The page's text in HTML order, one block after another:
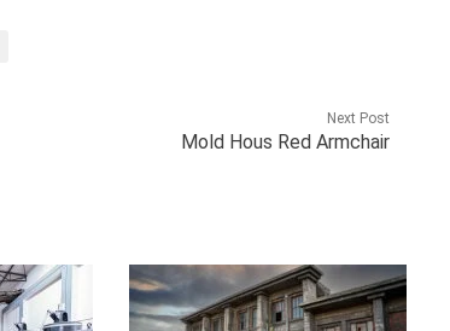
Next Post
Mold Hous Red Armchair